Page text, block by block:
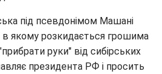
під псевдонімом Машані
в якому розкидається грошима
руки" від сибірських
президента РФ і просить